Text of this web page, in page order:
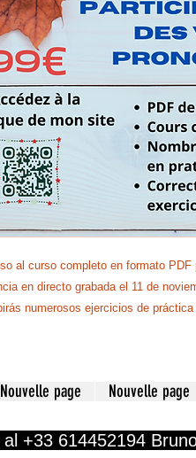
al curso completo en formato
en directo grabada el 11 de
numerosos ejercicios de
Nouvelle page Nouvelle page
+33 614452194